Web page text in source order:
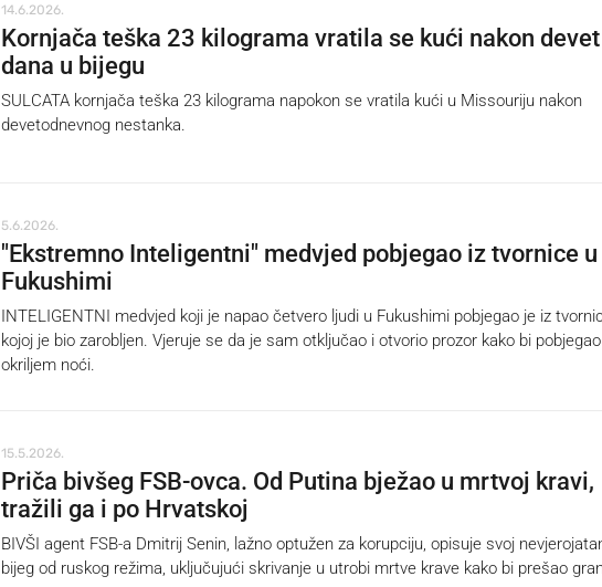
14.6.2026.
Kornjača teška 23 kilograma vratila se kući nakon devet
dana u bijegu
SULCATA kornjača teška 23 kilograma napokon se vratila kući u Missouriju nakon
devetodnevnog nestanka.
5.6.2026.
"Ekstremno Inteligentni" medvjed pobjegao iz tvornice u
Fukushimi
INTELIGENTNI medvjed koji je napao četvero ljudi u Fukushimi pobjegao je iz
kojoj je bio zarobljen. Vjeruje se da je sam otključao i otvorio prozor kako bi
okriljem noći.
15.5.2026.
Priča bivšeg FSB-ovca. Od Putina bježao u mrtvoj kravi,
tražili ga i po Hrvatskoj
BIVŠI agent FSB-a Dmitrij Senin, lažno optužen za korupciju, opisuje svoj
bijeg od ruskog režima, uključujući skrivanje u utrobi mrtve krave kako bi prešao